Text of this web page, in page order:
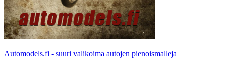
Automodels.fi - suuri valikoima autojen pienoismalleja